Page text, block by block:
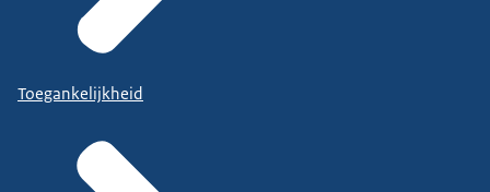
Toegankelijkheid